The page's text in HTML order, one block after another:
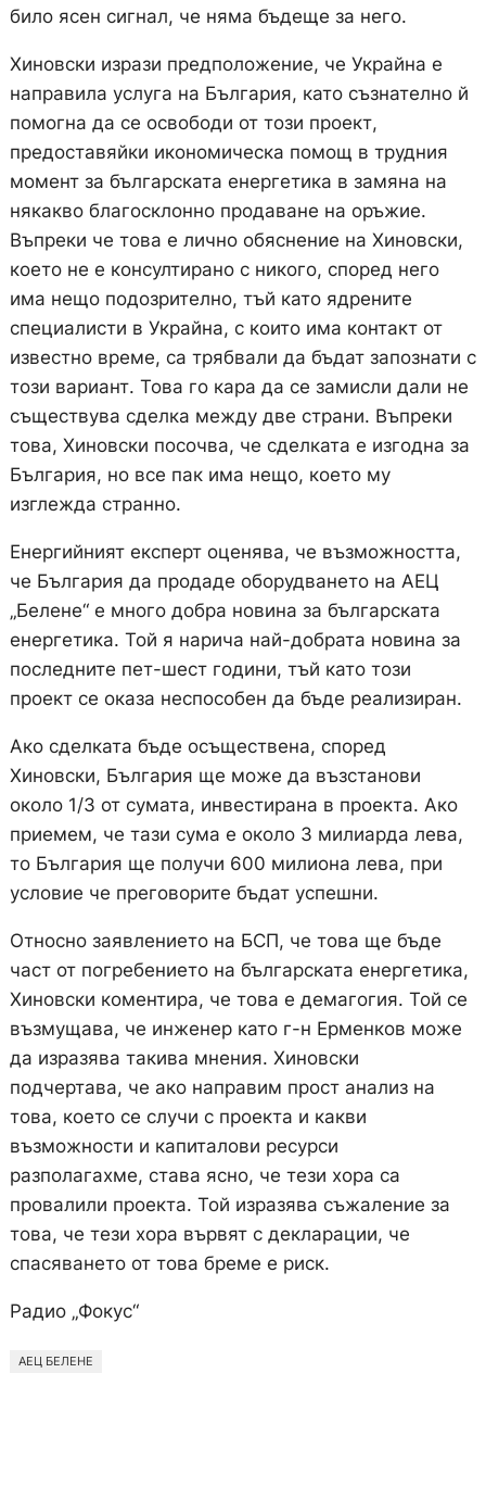
било ясен сигнал, че няма бъдеще за него.
Хиновски изрази предположение, че Украйна е
направила услуга на България, като съзнателно й
помогна да се освободи от този проект,
предоставяйки икономическа помощ в трудния
момент за българската енергетика в замяна на
някакво благосклонно продаване на оръжие.
Въпреки че това е лично обяснение на Хиновски,
което не е консултирано с никого, според него
има нещо подозрително, тъй като ядрените
специалисти в Украйна, с които има контакт от
известно време, са трябвали да бъдат запознати с
този вариант. Това го кара да се замисли дали не
съществува сделка между две страни. Въпреки
това, Хиновски посочва, че сделката е изгодна за
България, но все пак има нещо, което му
изглежда странно.
Енергийният експерт оценява, че възможността,
че България да продаде оборудването на АЕЦ
„Белене“ е много добра новина за българската
енергетика. Той я нарича най-добрата новина за
последните пет-шест години, тъй като този
проект се оказа неспособен да бъде реализиран.
Ако сделката бъде осъществена, според
Хиновски, България ще може да възстанови
около 1/3 от сумата, инвестирана в проекта. Ако
приемем, че тази сума е около 3 милиарда лева,
то България ще получи 600 милиона лева, при
условие че преговорите бъдат успешни.
Относно заявлението на БСП, че това ще бъде
част от погребението на българската енергетика,
Хиновски коментира, че това е демагогия. Той се
възмущава, че инженер като г-н Ерменков може
да изразява такива мнения. Хиновски
подчертава, че ако направим прост анализ на
това, което се случи с проекта и какви
възможности и капиталови ресурси
разполагахме, става ясно, че тези хора са
провалили проекта. Той изразява съжаление за
това, че тези хора вървят с декларации, че
спасяването от това бреме е риск.
Радио „Фокус“
АЕЦ БЕЛЕНЕ